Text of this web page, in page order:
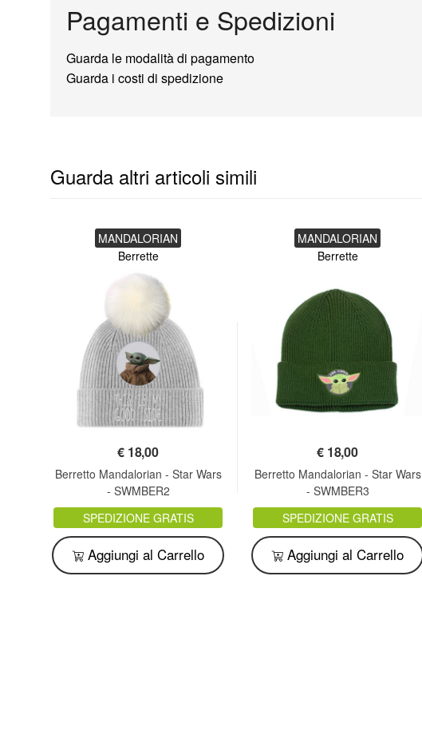
Pagamenti e Spedizioni
Guarda le modalità di pagamento
Guarda i costi di spedizione
Guarda altri articoli simili
MANDALORIAN
Berrette
€ 18,00
Berretto Mandalorian - Star Wars
- SWMBER2
SPEDIZIONE GRATIS
Aggiungi al Carrello
MANDALORIAN
Berrette
€ 18,00
Berretto Mandalorian - Star Wars
- SWMBER3
SPEDIZIONE GRATIS
Aggiungi al Carrello